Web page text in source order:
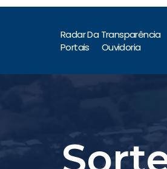
Radar Da Transparência
Portais
Ouvidoria